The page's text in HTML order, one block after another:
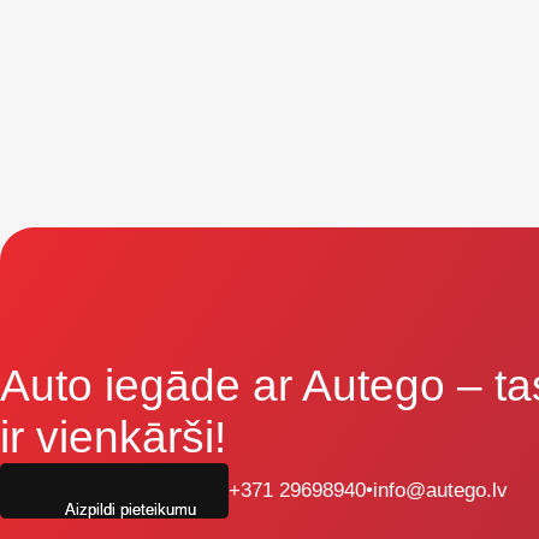
Auto iegāde ar Autego –
ir vienkārši!
+371 29698940•info@autego.lv